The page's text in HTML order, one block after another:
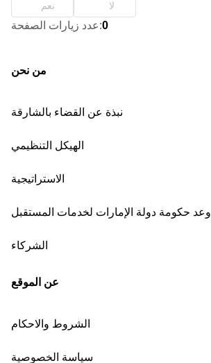
نعم لا
عدد زيارات الصفحة:0
من نحن
نبذة عن القضاء بالشارقة
الهيكل التنظيمي
الاستراتيجية
وعد حكومة دولة الإمارات لخدمات المستقبل
الشركاء
عن الموقع
الشروط والاحكام
سياسة الخصوصية